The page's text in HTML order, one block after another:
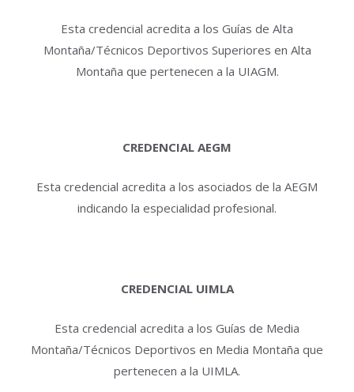
Esta credencial acredita a los Guías de Alta
Montaña/Técnicos Deportivos Superiores en Alta
Montaña que pertenecen a la UIAGM.
CREDENCIAL AEGM
Esta credencial acredita a los asociados de la AEGM
indicando la especialidad profesional.
CREDENCIAL UIMLA
Esta credencial acredita a los Guías de Media
Montaña/Técnicos Deportivos en Media Montaña que
pertenecen a la UIMLA.